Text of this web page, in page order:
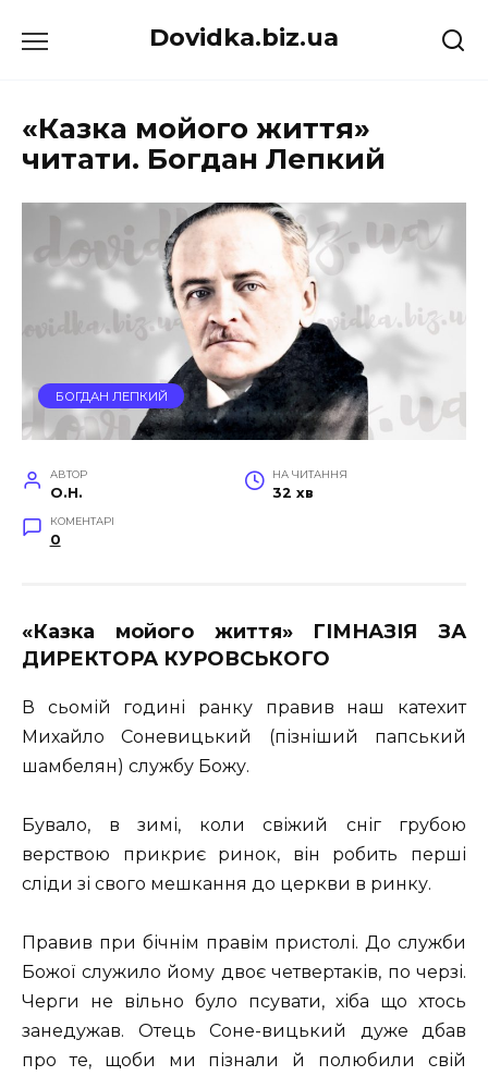
до
Dovidka.biz.ua
«Казка мойого життя»
читати. Богдан Лепкий
БОГДАН ЛЕПКИЙ
АВТОР
O.H.
НА ЧИТАННЯ
32 хв
КОМЕНТАРІ
0
«Казка мойого життя» ГІМНАЗІЯ
ЗА
ДИРЕКТОРА КУРОВСЬКОГО
В сьомій годині ранку правив наш катехит
Михайло Соневицький (пізніший папський
шамбелян) службу Божу.
Бувало, в зимі, коли свіжий сніг грубою
верствою прикриє ринок, він робить перші
сліди зі свого мешкання до церкви в ринку.
Правив при бічнім правім пристолі. До служби
Божої служило йому двоє четвертаків, по черзі.
Черги не вільно було псувати, хіба що хтось
занедужав. Отець Соне-вицький дуже дбав
про те, щоби ми пізнали й полюбили свій